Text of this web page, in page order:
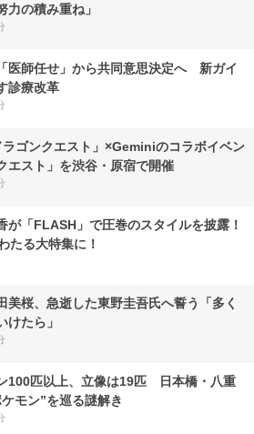
力の積み重ね」
医師任せ」から共同意思決定へ 新ガイ
診療改革
ゴンクエスト」×Geminiのコラボイベン
エスト」を渋谷・原宿で開催
が「FLASH」で圧巻のスタイルを披露！
たる大特集に！
美桜、急逝した東野圭吾氏へ誓う「多く
けたら」
100匹以上、立像は19匹 日本橋・八重
モン”を巡る謎解き